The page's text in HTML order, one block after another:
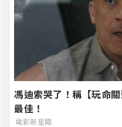
馮迪索哭了！稱【玩命
最佳！
電影新星聞